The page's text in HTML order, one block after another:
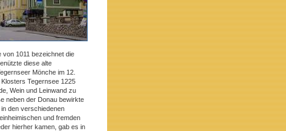
von 1011 bezeichnet die
diese alte
Mönche im 12.
Tegernsee 1225
Wein und Leinwand zu
neben der Donau bewirkte
den verschiedenen
und fremden
hierher kamen, gab es in